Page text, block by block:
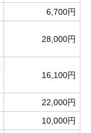
6,700円
28,000円
16,100円
22,000円
10,000円